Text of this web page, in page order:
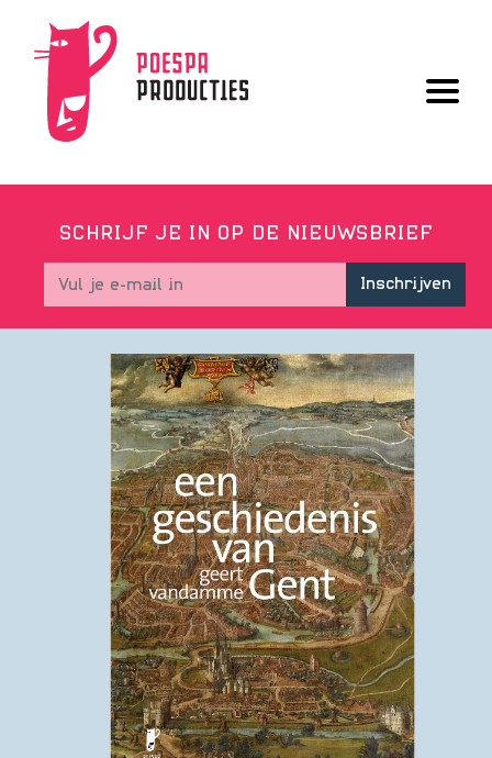
UITGAVEN
OVER ONS
GRAFISCHE VORMGEVING
SCHRIJF JE IN OP DE NIEUWSBRIEF
Inschrijven